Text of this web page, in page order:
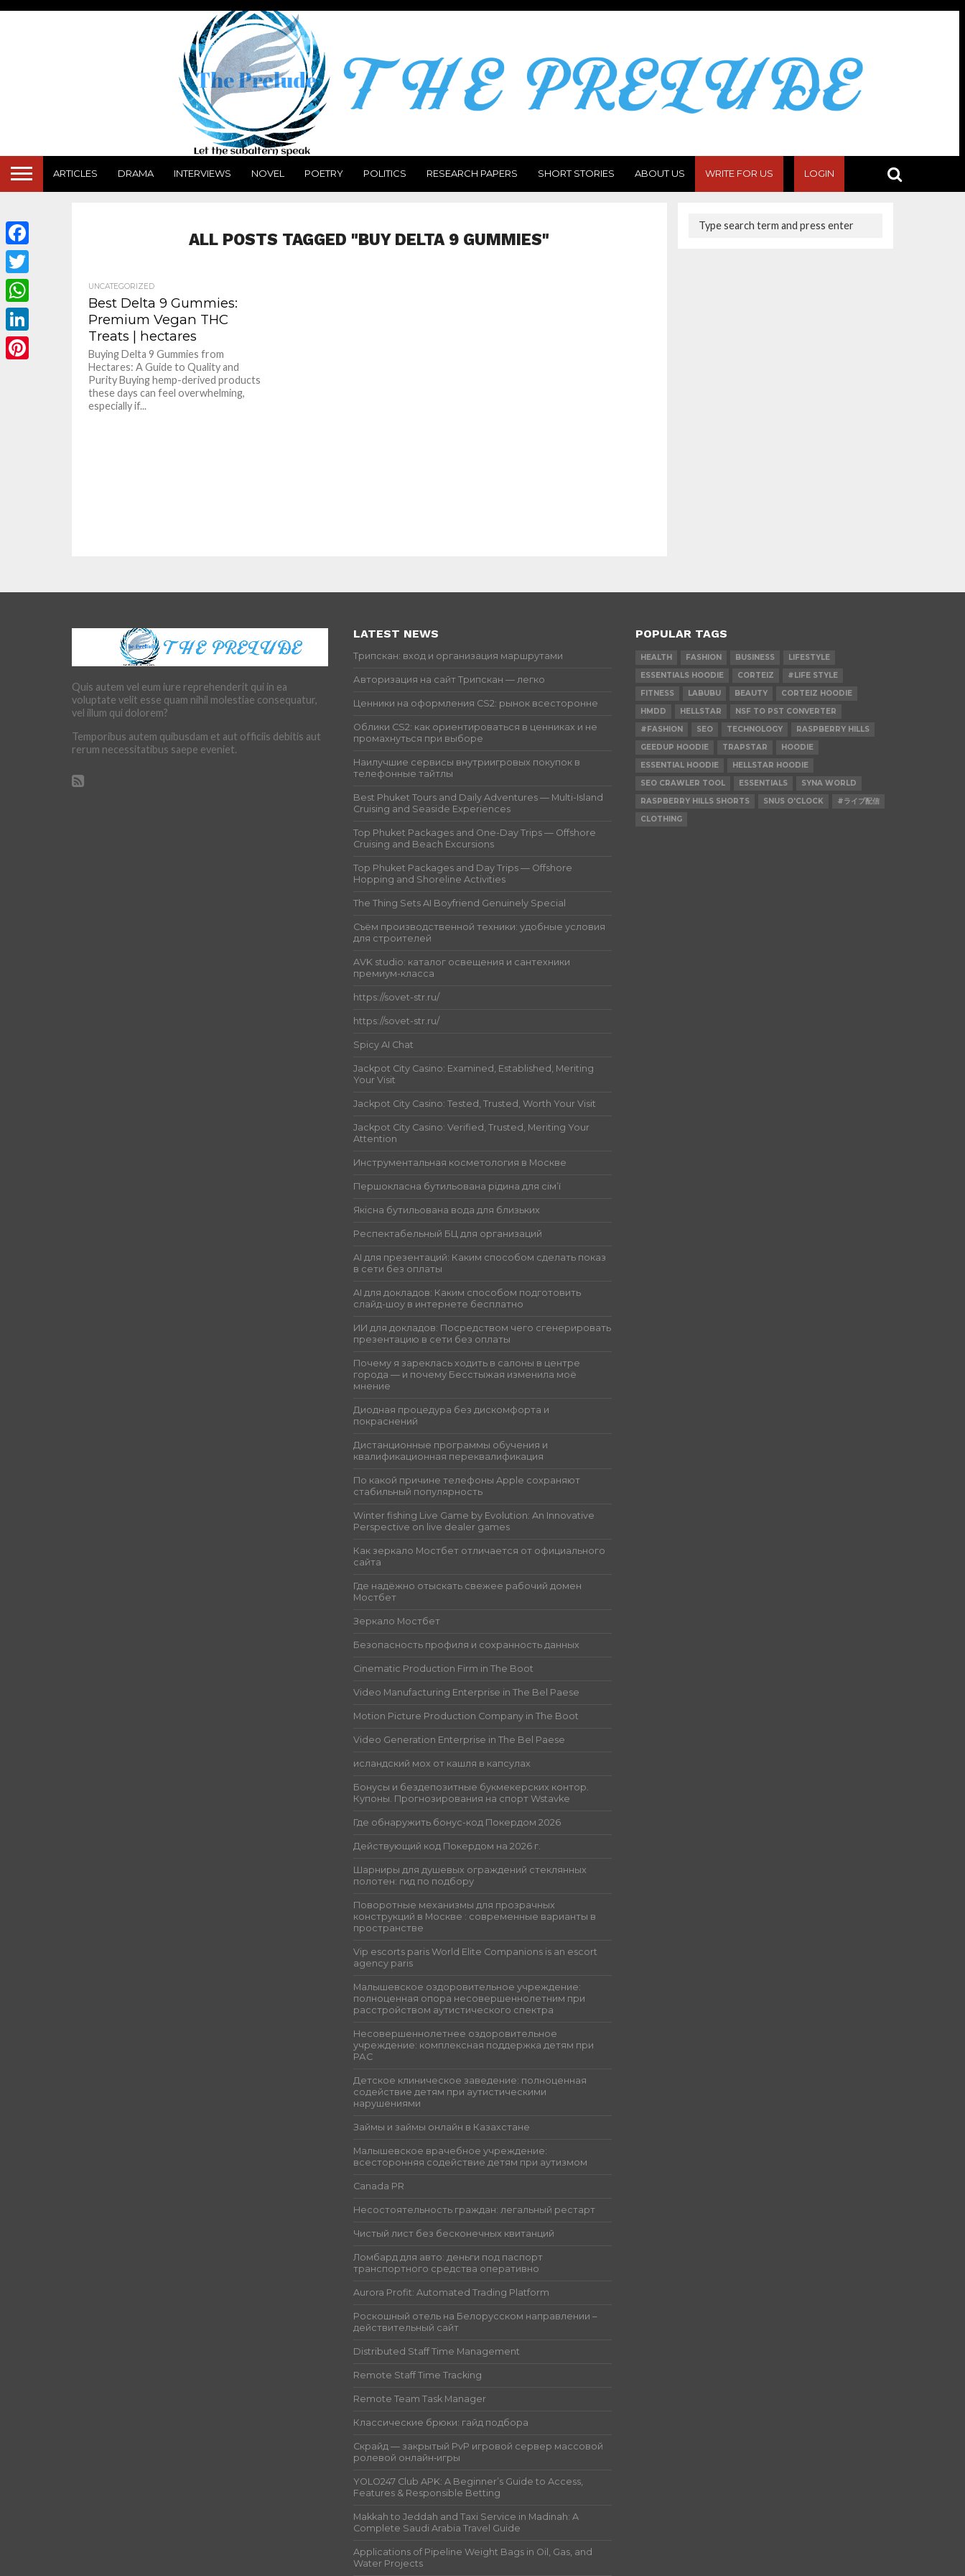
ARTICLES DRAMA INTERVIEWS NOVEL POETRY POLITICS RESEARCH PAPERS SHORT STORIES ABOUT US WRITE FOR US LOGIN
ALL POSTS TAGGED "BUY DELTA 9 GUMMIES"
UNCATEGORIZED
Best Delta 9 Gummies:
Premium Vegan THC
Treats | hectares
Buying Delta 9 Gummies from
Hectares: A Guide to Quality and
Purity Buying hemp-derived products
these days can feel overwhelming,
especially if...
Quis autem vel eum iure reprehenderit qui in ea
voluptate velit esse quam nihil molestiae consequatur,
vel illum qui dolorem?
Temporibus autem quibusdam et aut officiis debitis aut
rerum necessitatibus saepe eveniet.
LATEST NEWS
Трипскан: вход и организация маршрутами
Авторизация на сайт Трипскан — легко
Ценники на оформления CS2: рынок всесторонне
Облики CS2: как ориентироваться в ценниках и не
промахнуться при выборе
Наилучшие сервисы внутриигровых покупок в
телефонные тайтлы
Best Phuket Tours and Daily Adventures — Multi-Island
Cruising and Seaside Experiences
Top Phuket Packages and One-Day Trips — Offshore
Cruising and Beach Excursions
Top Phuket Packages and Day Trips — Offshore
Hopping and Shoreline Activities
The Thing Sets AI Boyfriend Genuinely Special
Съём производственной техники: удобные условия
для строителей
AVK studio: каталог освещения и сантехники
премиум-класса
https://sovet-str.ru/
https://sovet-str.ru/
Spicy AI Chat
Jackpot City Casino: Examined, Established, Meriting
Your Visit
Jackpot City Casino: Tested, Trusted, Worth Your Visit
Jackpot City Casino: Verified, Trusted, Meriting Your
Attention
Инструментальная косметология в Москве
Першокласна бутильована рідина для сім’ї
Якісна бутильована вода для близьких
Респектабельный БЦ для организаций
AI для презентаций: Каким способом сделать показ
в сети без оплаты
AI для докладов: Каким способом подготовить
слайд-шоу в интернете бесплатно
ИИ для докладов: Посредством чего сгенерировать
презентацию в сети без оплаты
Почему я зареклась ходить в салоны в центре
города — и почему Бесстыжая изменила моё
мнение
Диодная процедура без дискомфорта и
покраснений
Дистанционные программы обучения и
квалификационная переквалификация
По какой причине телефоны Apple сохраняют
стабильный популярность
Winter fishing Live Game by Evolution: An Innovative
Perspective on live dealer games
Как зеркало Мостбет отличается от официального
сайта
Где надёжно отыскать свежее рабочий домен
Мостбет
Зеркало Мостбет
Безопасность профиля и сохранность данных
Cinematic Production Firm in The Boot
Video Manufacturing Enterprise in The Bel Paese
Motion Picture Production Company in The Boot
Video Generation Enterprise in The Bel Paese
исландский мох от кашля в капсулах
Бонусы и бездепозитные букмекерских контор.
Купоны. Прогнозирования на спорт Wstavke
Где обнаружить бонус-код Покердом 2026
Действующий код Покердом на 2026 г.
Шарниры для душевых ограждений стеклянных
полотен: гид по подбору
Поворотные механизмы для прозрачных
конструкций в Москве : современные варианты в
пространстве
Vip escorts paris World Elite Companions is an escort
agency paris
Малышевское оздоровительное учреждение:
полноценная опора несовершеннолетним при
расстройством аутистического спектра
Несовершеннолетнее оздоровительное
учреждение: комплексная поддержка детям при
РАС
Детское клиническое заведение: полноценная
содействие детям при аутистическими
нарушениями
Займы и займы онлайн в Казахстане
Малышевское врачебное учреждение:
всесторонняя содействие детям при аутизмом
Canada PR
Несостоятельность граждан: легальный рестарт
Чистый лист без бесконечных квитанций
Ломбард для авто: деньги под паспорт
транспортного средства оперативно
Aurora Profit: Automated Trading Platform
Роскошный отель на Белорусском направлении –
действительный сайт
Distributed Staff Time Management
Remote Staff Time Tracking
Remote Team Task Manager
Классические брюки: гайд подбора
Скрайд — закрытый PvP игровой сервер массовой
ролевой онлайн‑игры
YOLO247 Club APK: A Beginner’s Guide to Access,
Features & Responsible Betting
Makkah to Jeddah and Taxi Service in Madinah: A
Complete Saudi Arabia Travel Guide
Applications of Pipeline Weight Bags in Oil, Gas, and
Water Projects
POPULAR TAGS
HEALTH FASHION BUSINESS
LIFESTYLE
ESSENTIALS HOODIE
CORTEIZ
#LIFE STYLE
FITNESS
LABUBU BEAUTY
CORTEIZ HOODIE
HMDD
HELLSTAR
NSF TO PST CONVERTER
#FASHION
SEO TECHNOLOGY
RASPBERRY HILLS
GEEDUP HOODIE
TRAPSTAR
HOODIE
ESSENTIAL HOODIE
HELLSTAR HOODIE
SEO CRAWLER TOOL
ESSENTIALS
SYNA WORLD
RASPBERRY HILLS SHORTS
SNUS O'CLOCK
#ライブ配信
CLOTHING
Facebook
Twitter
WhatsApp
LinkedIn